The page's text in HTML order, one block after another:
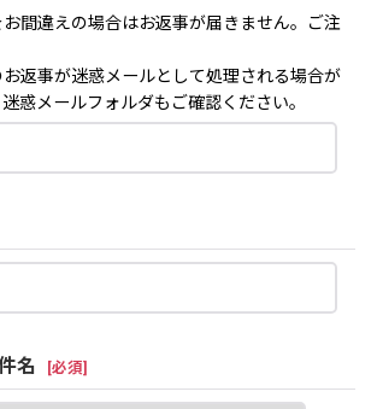
間違えの場合はお返事が届きません。ご注
返事が迷惑メールとして処理される場合が
惑メールフォルダもご確認ください。
名 [必須]